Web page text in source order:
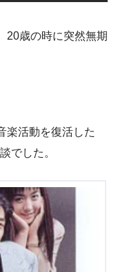
20歳の時に突然無期
楽活動を復活した
でした。